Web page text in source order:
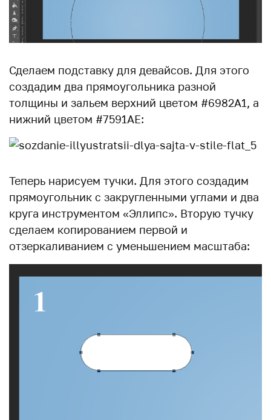
Сделаем подставку для девайсов. Для этого
создадим два прямоугольника разной
толщины и зальем верхний цветом #6982A1, а
нижний цветом #7591AE:
Теперь нарисуем тучки. Для этого создадим
прямоугольник с закругленными углами и два
круга инструментом «Эллипс». Вторую тучку
сделаем копированием первой и
отзеркаливанием с уменьшением масштаба: